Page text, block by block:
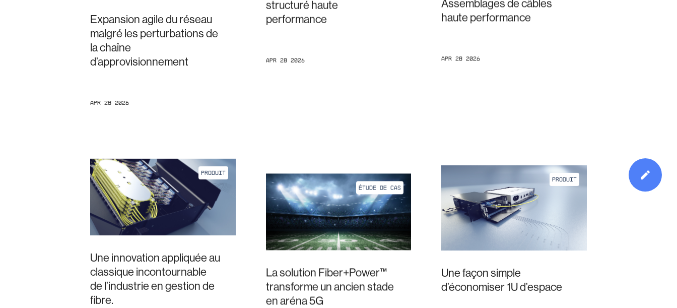
Expansion agile du réseau
malgré les perturbations de
la chaîne
d’approvisionnement
Apr 28 2026
structuré haute
performance
Apr 28 2026
Assemblages de câbles
haute performance
Apr 28 2026
PRODUIT
Une innovation appliquée au
classique incontournable
de l’industrie en gestion de
fibre.
ÉTUDE DE CAS
La solution Fiber+Power™
transforme un ancien stade
en aréna 5G
PRODUIT
Une façon simple
d’économiser 1U d’espace